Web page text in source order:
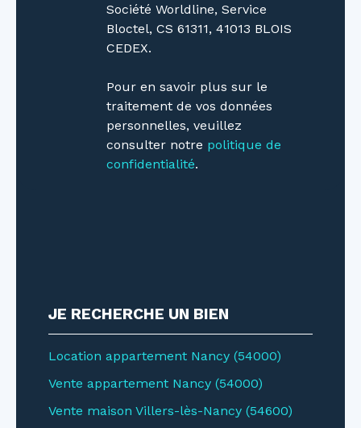
Société Worldline, Service
Bloctel, CS 61311, 41013 BLOIS
CEDEX.
Pour en savoir plus sur le
traitement de vos données
personnelles, veuillez
consulter notre politique de
confidentialité.
JE RECHERCHE UN BIEN
Location appartement Nancy (54000)
Vente appartement Nancy (54000)
Vente maison Villers-lès-Nancy (54600)